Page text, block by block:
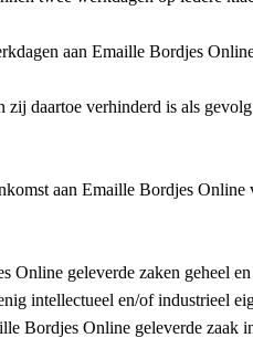
aan Emaille Bordjes
daartoe verhinderd is als
aan Emaille Bordjes
geleverde zaken geheel
intellectueel en/of industrieel
Bordjes Online geleverde zaak